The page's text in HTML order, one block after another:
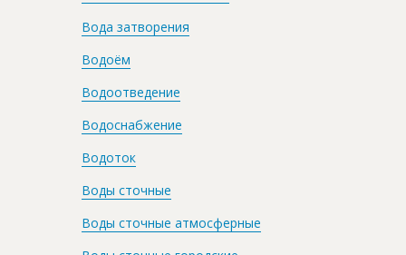
Вода затворения
Водоём
Водоотведение
Водоснабжение
Водоток
Воды сточные
Воды сточные атмосферные